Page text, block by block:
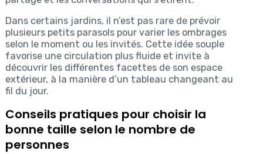
Dans certains jardins, il n’est pas rare de prévoir
plusieurs petits parasols pour varier les ombrages
selon le moment ou les invités. Cette idée souple
favorise une circulation plus fluide et invite à
découvrir les différentes facettes de son espace
extérieur, à la manière d’un tableau changeant au
fil du jour.
Conseils pratiques pour choisir la
bonne taille selon le nombre de
personnes